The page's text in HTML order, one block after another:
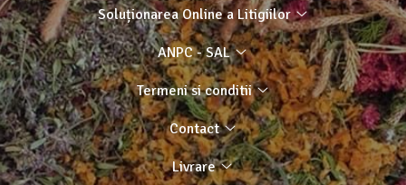
Soluționarea Online a Litigiilor
ANPC - SAL
Termeni si conditii
Contact
Livrare